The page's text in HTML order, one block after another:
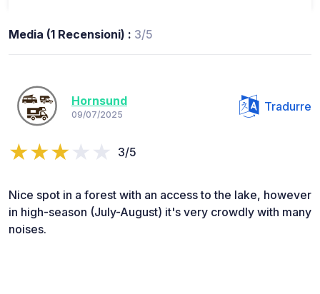
Media (1 Recensioni) : 3/5
Hornsund
09/07/2025
Tradurre
3/5
Nice spot in a forest with an access to the lake, however
in high-season (July-August) it's very crowdly with many
noises.